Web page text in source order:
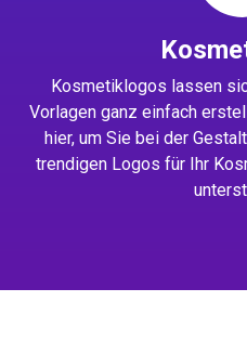
Kosmetiklogos lassen
Vorlagen ganz einfach
hier, um Sie bei der
trendigen Logos für Ihr